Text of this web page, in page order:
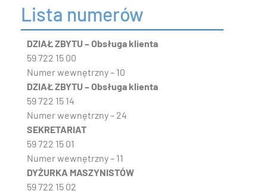
Lista numerów
DZIAŁ ZBYTU – Obsługa klienta
59 722 15 00
Numer wewnętrzny – 10
DZIAŁ ZBYTU – Obsługa klienta
59 722 15 14
Numer wewnętrzny – 24
SEKRETARIAT
59 722 15 01
Numer wewnętrzny – 11
DYŻURKA MASZYNISTÓW
59 722 15 02